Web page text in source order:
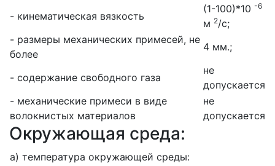
- кинематическая вязкость
(1-100)*10 -6
м 2/с;
- размеры механических примесей, не
более
4 мм.;
- содержание свободного газа
не
допускается
- механические примеси в виде
волокнистых материалов
не
допускается
Окружающая среда:
а) температура окружающей среды: